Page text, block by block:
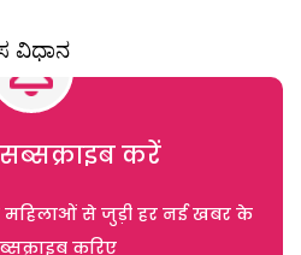
ವಿಧಾನ
करें
से जुड़ी हर नई खबर के
करिए